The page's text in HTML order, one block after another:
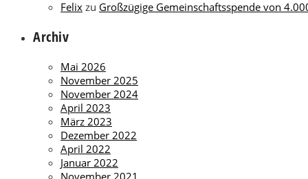
Felix zu Großzügige Gemeinschaftsspende von
Archiv
Mai 2026
November 2025
November 2024
April 2023
März 2023
Dezember 2022
April 2022
Januar 2022
November 2021